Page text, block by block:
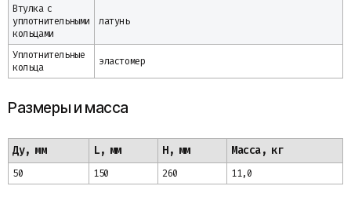
Втулка с
уплотнительными
кольцами
латунь
Уплотнительные
кольца
эластомер
Размеры и масса
Ду, мм L, мм H, мм Масса, кг
50 150 260 11,0